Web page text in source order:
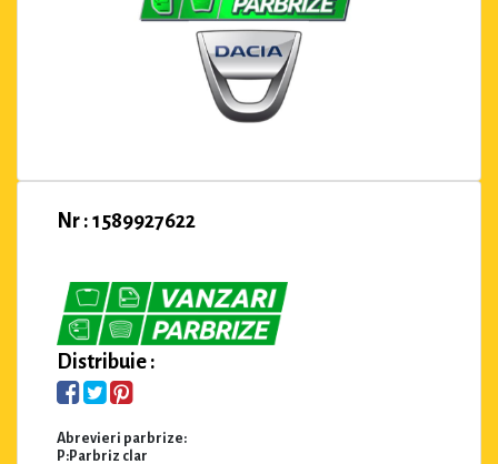
Nr : 1589927622
Distribuie :
Abrevieri parbrize:
P:Parbriz clar